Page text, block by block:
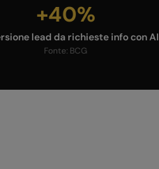
+40%
lead da richieste info con AI
Fonte: BCG